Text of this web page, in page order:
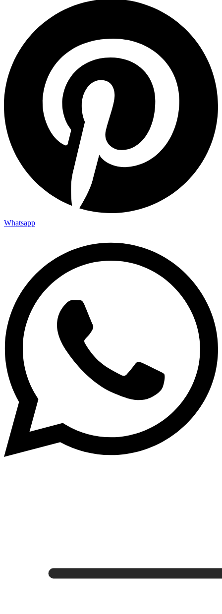
Whatsapp